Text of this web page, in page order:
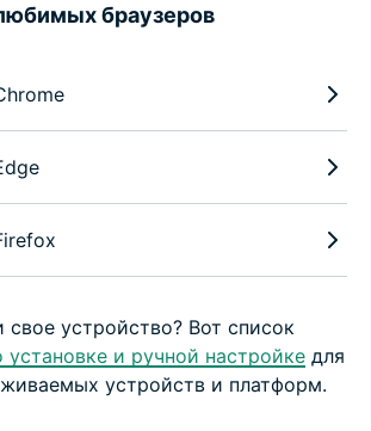
браузеров
устройство? Вот список
установке и ручной настройке для
устройств и платформ.